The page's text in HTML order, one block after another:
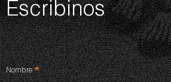
Escribinos
Nombre*